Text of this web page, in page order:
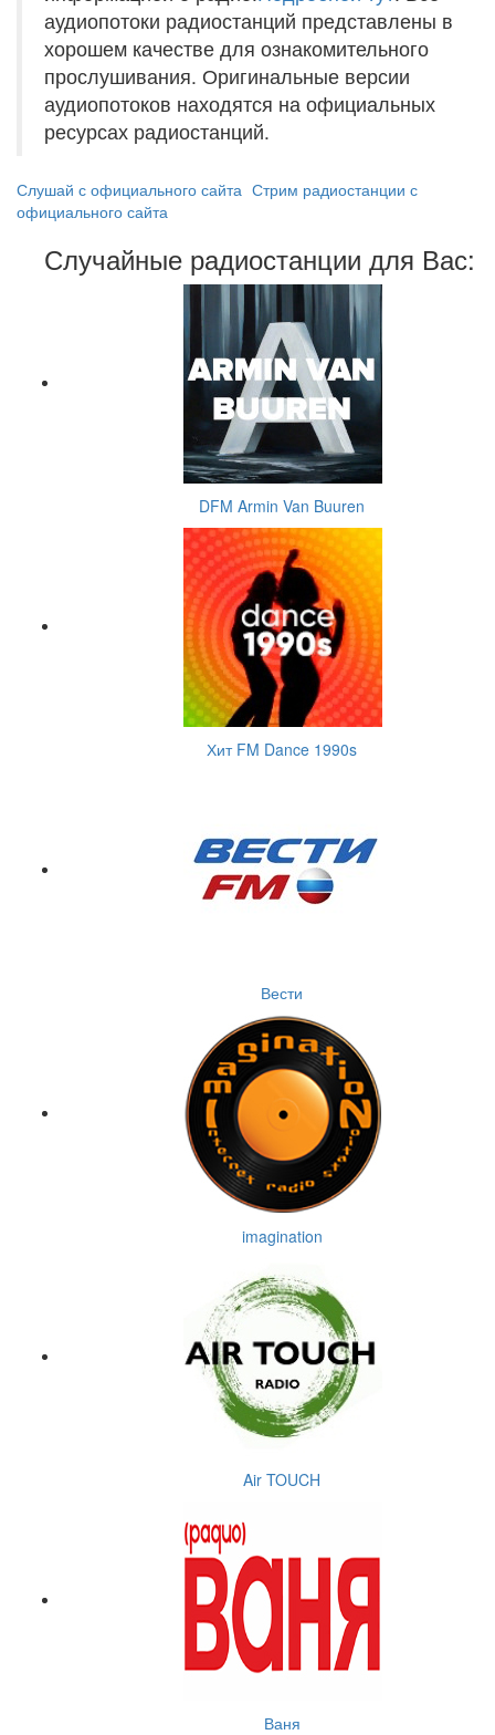
аудиопотоки радиостанций представлены в
хорошем качестве для ознакомительного
прослушивания. Оригинальные версии
аудиопотоков находятся на официальных
ресурсах радиостанций.
Слушай с официального сайта Стрим радиостанции с
официального сайта
Случайные радиостанции для Вас:
DFM Armin Van Buuren
Хит FM Dance 1990s
Вести
imagination
Air TOUCH
Ваня